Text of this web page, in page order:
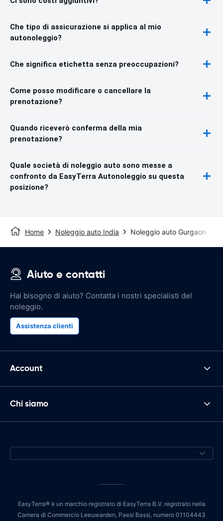
Che tipo di assicurazione si applica al mio
autonoleggio?
Che significa etichetta senza preoccupazioni?
Come posso modificare o cancellare la
prenotazione?
Quando riceverò conferma della mia
prenotazione?
Quale società di noleggio auto sono messe a
confronto da EasyTerra Autonoleggio su questa
posizione?
Home Noleggio auto India Noleggio auto Gurgaon
Aiuto e contatti
Hai bisogno di aiuto? Contatta i nostri specialisti del
noleggio.
Assistenza clienti
Account
Chi siamo
EasyTerra® è un marchio registrato di EasyTerra B.V. registrato nella
Camera di Commercio Leeuwarden, Paesi Bassi, numero 01104443